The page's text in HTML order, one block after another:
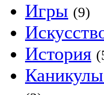
Игры (9)
История